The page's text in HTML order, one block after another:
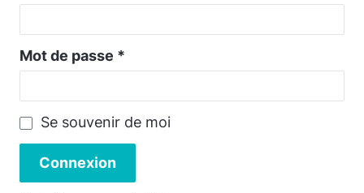
Mot de passe *
Se souvenir de moi
Connexion